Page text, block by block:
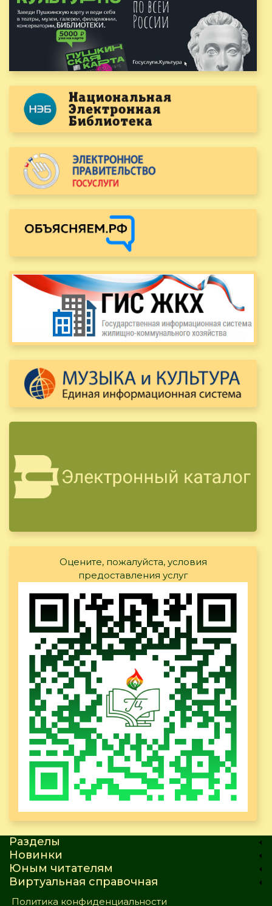
Оцените, пожалуйста, условия
предоставления услуг
Разделы
Новинки
Юным читателям
Виртуальная справочная
Политика конфиденциальности